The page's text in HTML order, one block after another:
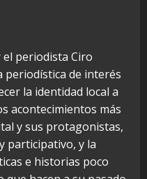
el periodista Ciro
periodística de interés
la identidad local a
acontecimientos más
y sus protagonistas,
participativo, y la
e historias poco